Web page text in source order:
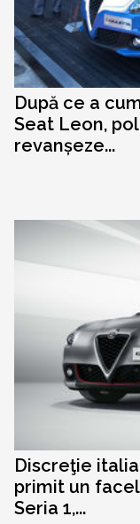
După ce a
Seat Leon,
revanșeze...
Discreţie
primit un
Seria 1,...